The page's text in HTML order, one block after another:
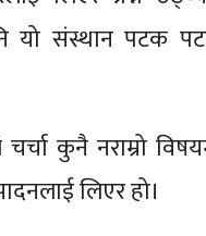
यो संस्थान पटक
कुनै नराम्रो
लिएर हो।